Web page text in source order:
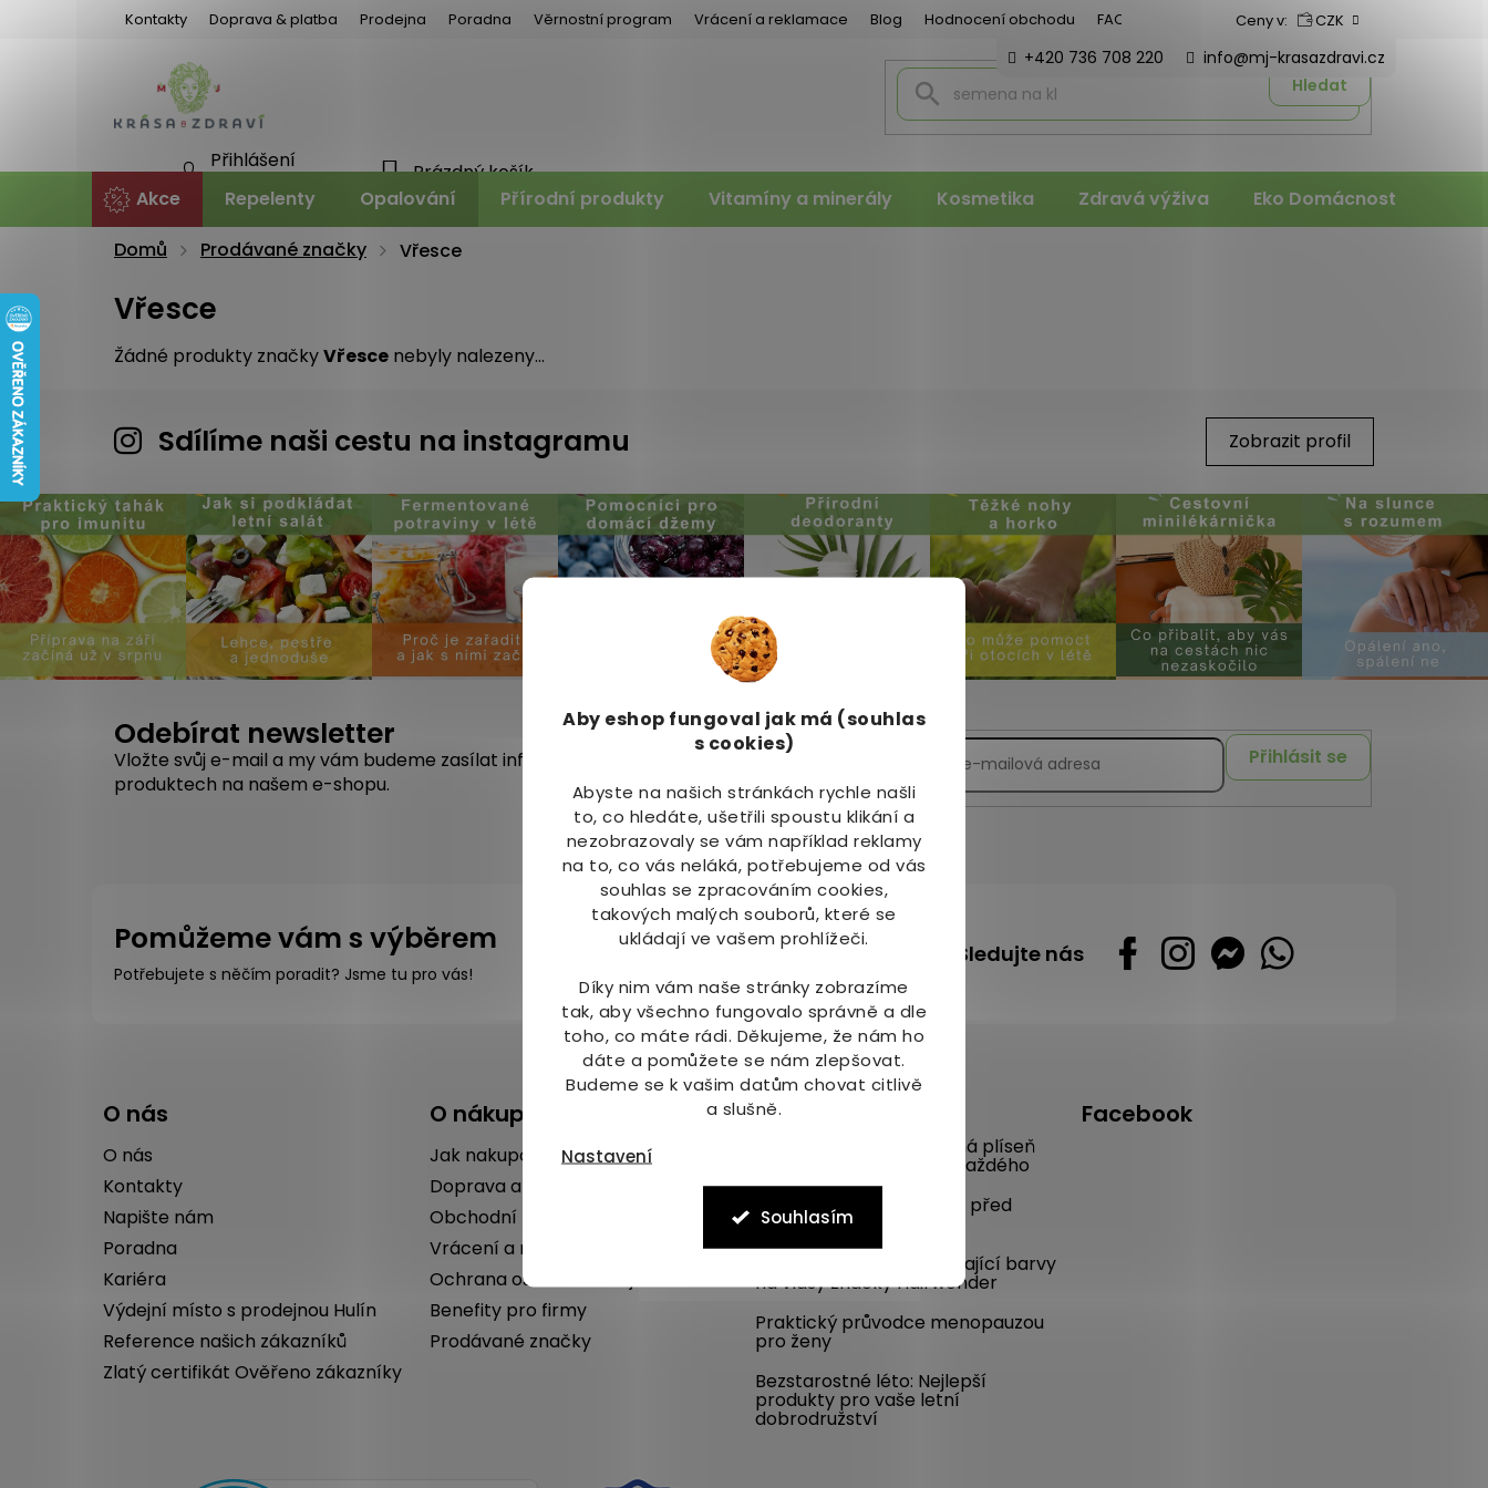
Aby eshop fungoval jak má (souhlas
s cookies)
Abyste na našich stránkách rychle našli
to, co hledáte, ušetřili spoustu klikání a
nezobrazovaly se vám například reklamy
na to, co vás neláká, potřebujeme od vás
souhlas se zpracováním cookies,
takových malých souborů, které se
ukládají ve vašem prohlížeči.
Díky nim vám naše stránky zobrazíme
tak, aby všechno fungovalo správně a dle
toho, co máte rádi. Děkujeme, že nám ho
dáte a pomůžete se nám zlepšovat.
Budeme se k vašim datům chovat citlivě
a slušně.
Nastavení
Souhlasím
Kontakty Doprava & platba Prodejna Poradna Věrnostní program Vrácení a reklamace Blog Hodnocení obchodu FAQ Ceny v: CZK
Hledat
+420 736 708 220 info@mj-krasazdravi.cz
KOŠÍK
Prázdný košík
Přihlášení
Akce Repelenty Opalování Přírodní produkty Vitamíny a minerály Kosmetika Zdravá výživa Eko Domácnost
Domů
Prodávané značky Vřesce
Vřesce
Žádné produkty značkyVřesce nebyly nalezeny...
Sdílíme naši cestu na instagramu Zobrazit profil
Odebírat newsletter
Vložte svůj e-mail a my vám budeme zasílat informace o nových
produktech na našem e-shopu.
Přihlásit se
Pomůžeme vám s výběrem
Potřebujete s něčím poradit? Jsme tu pro vás!
+420 736 708 220
Sledujte nás
O nás
O nás
Kontakty
Napište nám
Poradna
Kariéra
Výdejní místo s prodejnou Hulín
Reference našich zákazníků
Zlatý certifikát Ověřeno zákazníky
O nákupu
Jak nakupovat
Doprava a platba
Obchodní podmínky
Vrácení a reklamace
Ochrana osobních údajů
Benefity pro firmy
Prodávané značky
Blog
Mykóza aneb nepříjemná plíseň
na nohou umí potrápit každého
Poradíme, jak se chránit před
komáry i vám
SLEVA 22 % na dlouhotrvající barvy
na vlasy značky Hairwonder
Praktický průvodce menopauzou
pro ženy
Bezstarostné léto: Nejlepší
produkty pro vaše letní
dobrodružství
Facebook